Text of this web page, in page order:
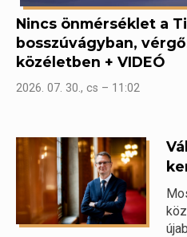
Nincs önmérséklet a
bosszúvágyban,
közéletben + VIDEÓ
2026. 07. 30., cs – 11:02